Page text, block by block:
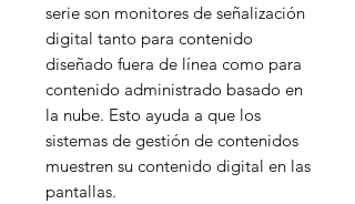
serie son monitores de señalización
digital tanto para contenido
diseñado fuera de línea como para
contenido administrado basado en
la nube. Esto ayuda a que los
sistemas de gestión de contenidos
muestren su contenido digital en las
pantallas.